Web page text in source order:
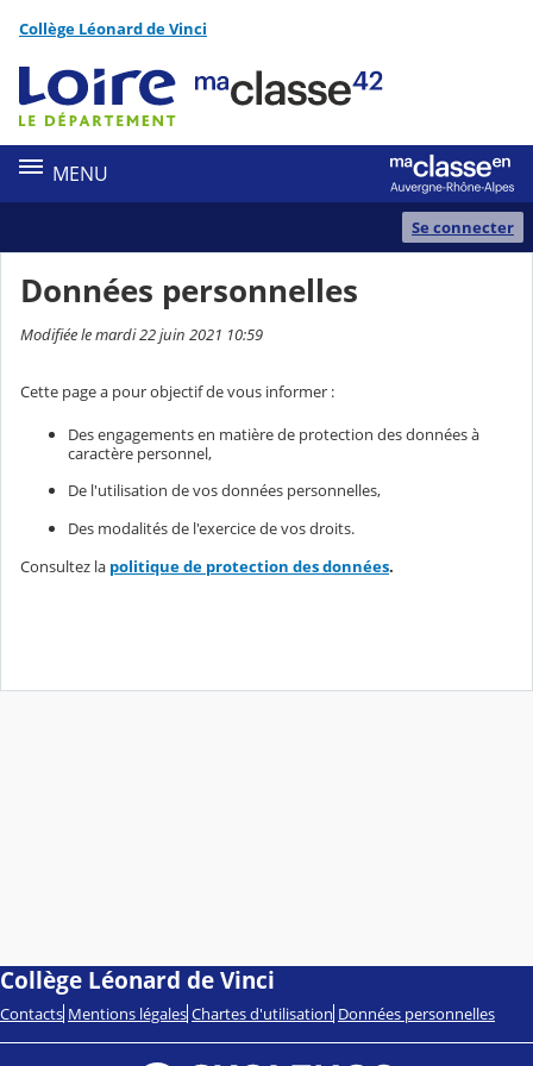
Contenu
Collège Léonard de Vinci
MENU
Se connecter
Données personnelles
Modifiée le mardi 22 juin 2021 10:59
Cette page a pour objectif de vous informer :
Des engagements en matière de protection des données à
caractère personnel,
De l'utilisation de vos données personnelles,
Des modalités de l'exercice de vos droits.
Consultez la politique de protection des données.
Collège Léonard de Vinci
Contacts Mentions légales Chartes d'utilisation Données personnelles